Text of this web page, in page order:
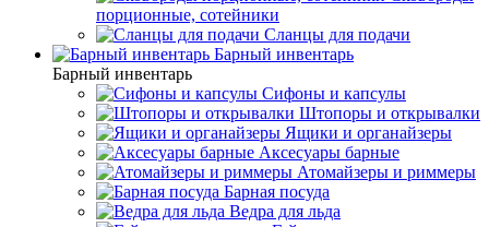
порционные, сотейники
Сланцы для подачи
Барный инвентарь
Барный инвентарь
Сифоны и капсулы
Штопоры и открывалки
Ящики и органайзеры
Аксесуары барные
Атомайзеры и риммеры
Барная посуда
Ведра для льда